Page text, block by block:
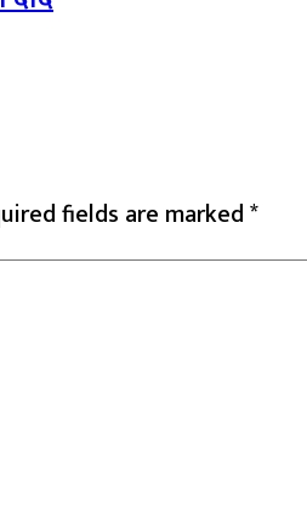
fields are marked*